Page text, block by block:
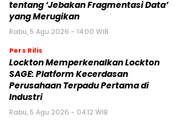
tentang ‘Jebakan Fragmentasi Data’
yang Merugikan
Rabu, 5 Agu 2026 - 14:00 WIB
Pers Rilis
Lockton Memperkenalkan Lockton
SAGE: Platform Kecerdasan
Perusahaan Terpadu Pertama di
Industri
Rabu, 5 Agu 2026 - 04:12 WIB